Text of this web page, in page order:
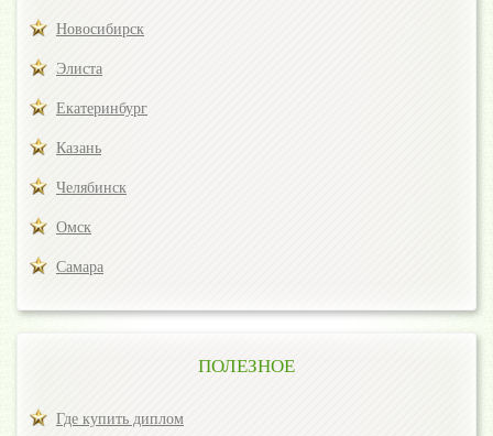
Новосибирск
Элиста
Екатеринбург
Казань
Челябинск
Омск
Самара
ПОЛЕЗНОЕ
Где купить диплом